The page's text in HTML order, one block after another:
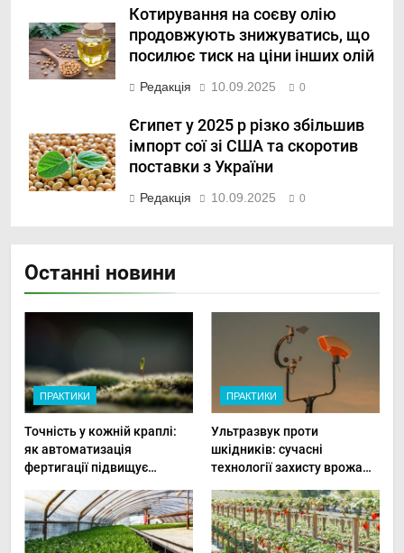
Котирування на соєву олію
продовжують знижуватись, що
посилює тиск на ціни інших олій
Редакція 10.09.2025 0
Єгипет у 2025 р різко збільшив
імпорт сої зі США та скоротив
поставки з України
Редакція 10.09.2025 0
Останні новини
ПРАКТИКИ
Точність у кожній краплі:
як автоматизація
фертигації підвищує
ПРАКТИКИ
Ультразвук проти
шкідників: сучасні
технології захисту врожаю